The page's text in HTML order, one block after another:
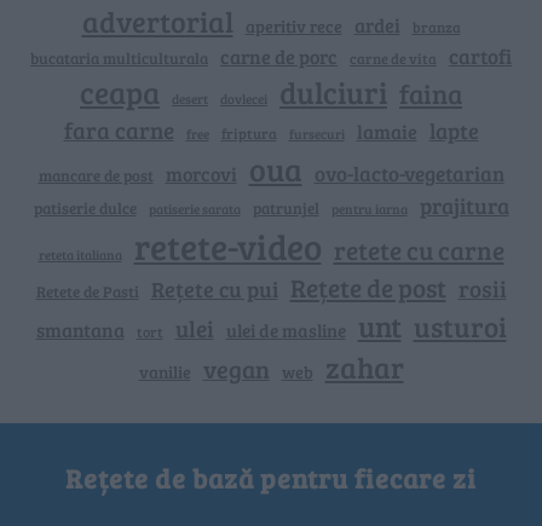
advertorial aperitiv rece ardei branza
bucataria multiculturala carne de porc carne de vita cartofi
ceapa desert dovlecei dulciuri faina
fara carne free friptura fursecuri lamaie lapte
mancare de post morcovi oua ovo-lacto-vegetarian
patiserie dulce patiserie sarata patrunjel pentru iarna prajitura
reteta italiana retete-video retete cu carne
Retete de Pasti Rețete cu pui Rețete de post rosii
smantana tort ulei ulei de masline unt usturoi
vanilie vegan web zahar
Rețete de bază pentru fiecare zi